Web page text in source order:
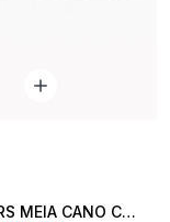
KIT 3 PRS MEIA CANO CURTO CK BRANCO